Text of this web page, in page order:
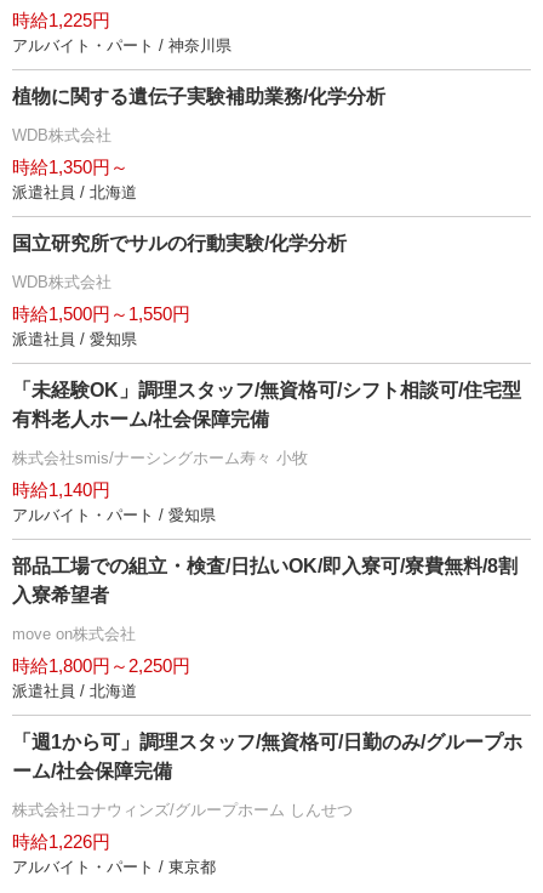
時給1,225円
アルバイト・パート / 神奈川県
植物に関する遺伝子実験補助業務/化学分析
WDB株式会社
時給1,350円～
派遣社員 / 北海道
国立研究所でサルの行動実験/化学分析
WDB株式会社
時給1,500円～1,550円
派遣社員 / 愛知県
「未経験OK」調理スタッフ/無資格可/シフト相談可/住宅型
有料老人ホーム/社会保障完備
株式会社smis/ナーシングホーム寿々 小牧
時給1,140円
アルバイト・パート / 愛知県
部品工場での組立・検査/日払いOK/即入寮可/寮費無料/8割
入寮希望者
move on株式会社
時給1,800円～2,250円
派遣社員 / 北海道
「週1から可」調理スタッフ/無資格可/日勤のみ/グループホ
ーム/社会保障完備
株式会社コナウィンズ/グループホーム しんせつ
時給1,226円
アルバイト・パート / 東京都